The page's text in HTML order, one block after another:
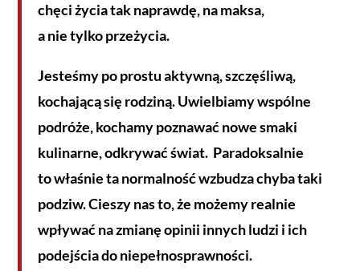
chęci życia tak naprawdę, na maksa,
a nie tylko przeżycia.
Jesteśmy po prostu aktywną, szczęśliwą,
kochającą się rodziną. Uwielbiamy wspólne
podróże, kochamy poznawać nowe smaki
kulinarne, odkrywać świat. Paradoksalnie
to właśnie ta normalność wzbudza chyba taki
podziw. Cieszy nas to, że możemy realnie
wpływać na zmianę opinii innych ludzi i ich
podejścia do niepełnosprawności.